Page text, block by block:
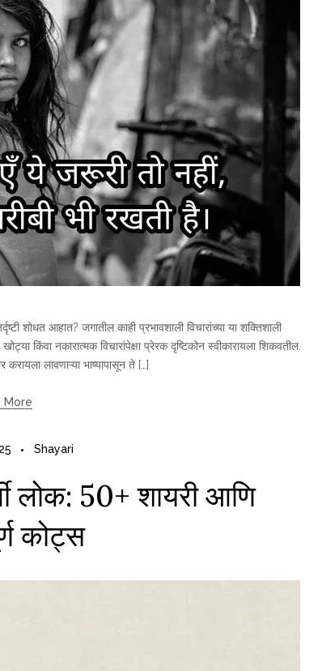
शोधत आहात? जगातील काही प्रभावशाली विचारांच्या या शक्तिशाली
किंवा नकारात्मक विचारांपेक्षा प्रेरक दृष्टिकोन स्वीकारायला शिकवतील.
करायला लावणाऱ्या भाष्यापासून ते […]
More
Shayari
लोक: 50+ शायरी आणि
कोट्स